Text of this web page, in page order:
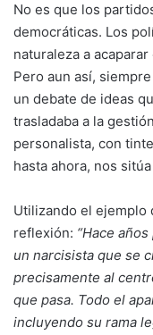
No es que los
democráticas. Los
naturaleza a
Pero aun así,
un debate de ideas
trasladaba a la
personalista, con
hasta ahora, nos
Utilizando el ejemplo
reflexión: “Hace
un narcisista que se
precisamente al
que pasa. Todo el
incluyendo su rama